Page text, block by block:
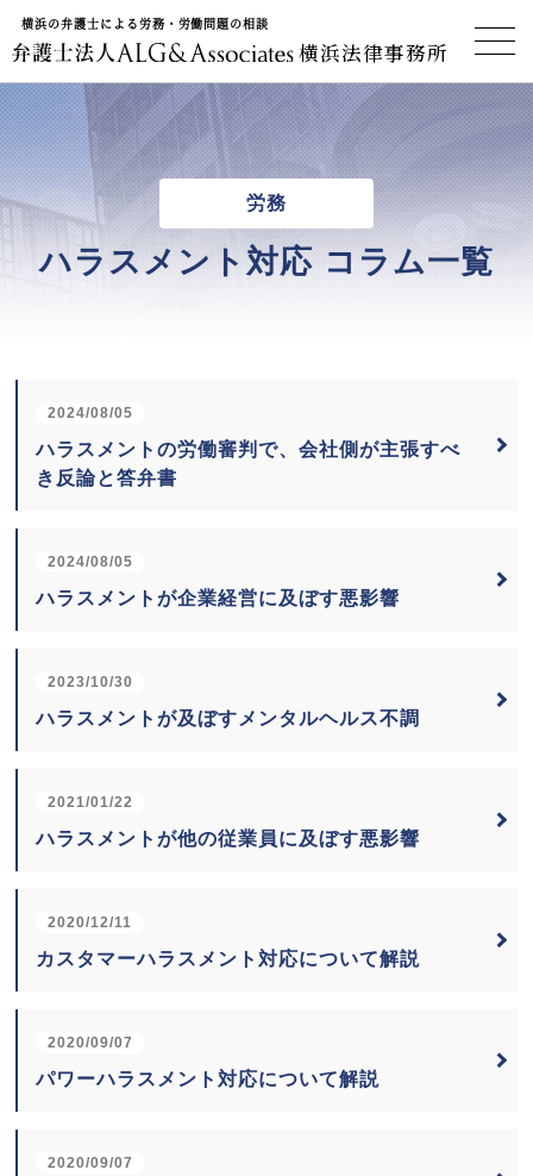
横浜の弁護士による労務・労働問題の相談
横浜法律事務所
労務
ハラスメント対応コラム一覧
2024/08/05
ハラスメントの労働審判で、会社側が主張すべ
き反論と答弁書
2024/08/05
ハラスメントが企業経営に及ぼす悪影響
2023/10/30
ハラスメントが及ぼすメンタルヘルス不調
2021/01/22
ハラスメントが他の従業員に及ぼす悪影響
2020/12/11
カスタマーハラスメント対応について解説
2020/09/07
パワーハラスメント対応について解説
2020/09/07